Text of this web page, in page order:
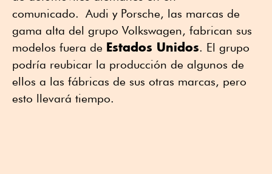
comunicado. Audi y Porsche, las marcas de
gama alta del grupo Volkswagen, fabrican sus
modelos fuera de Estados Unidos. El grupo
podría reubicar la producción de algunos de
ellos a las fábricas de sus otras marcas, pero
esto llevará tiempo.